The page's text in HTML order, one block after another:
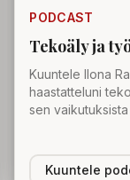
PODCAST
Tekoäly ja
Kuuntele Ilona
haastatteluni
sen
Kuuntele